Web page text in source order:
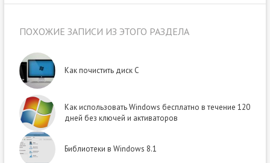
ПОХОЖИЕ ЗАПИСИ ИЗ ЭТОГО РАЗДЕЛА
Как почистить диск C
Как использовать Windows бесплатно в течение 120
дней без ключей и активаторов
Библиотеки в Windows 8.1